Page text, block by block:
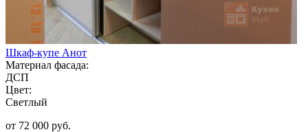
Шкаф-купе Анот
Материал фасада:
ДСП
Цвет:
Светлый
от 72 000 руб.